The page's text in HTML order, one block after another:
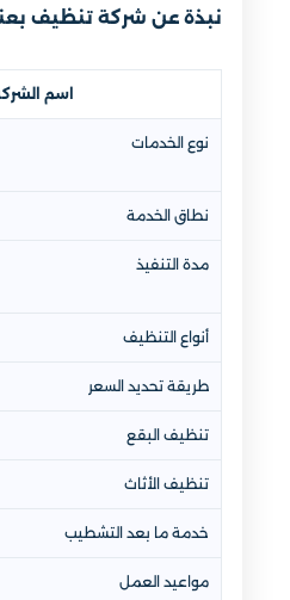
نبذة عن شركة تنظيف
اسم
نوع الخدمات
نطاق الخدمة
مدة التنفيذ
أنواع التنظيف
طريقة تحديد السعر
تنظيف البقع
تنظيف الأثاث
خدمة ما بعد التشطيب
مواعيد العمل